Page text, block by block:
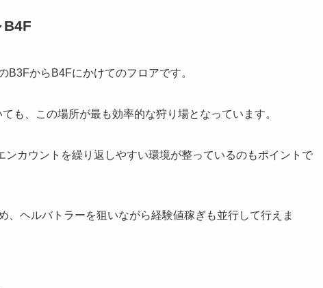
B4F
からB4Fにかけてのフロアです。
も、この場所が最も効率的な狩り場となっています。
カウントを繰り返しやすい環境が整っているのもポイントで
、ヘルバトラーを狙いながら経験値稼ぎも並行して行えま